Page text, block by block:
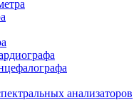
анализаторов